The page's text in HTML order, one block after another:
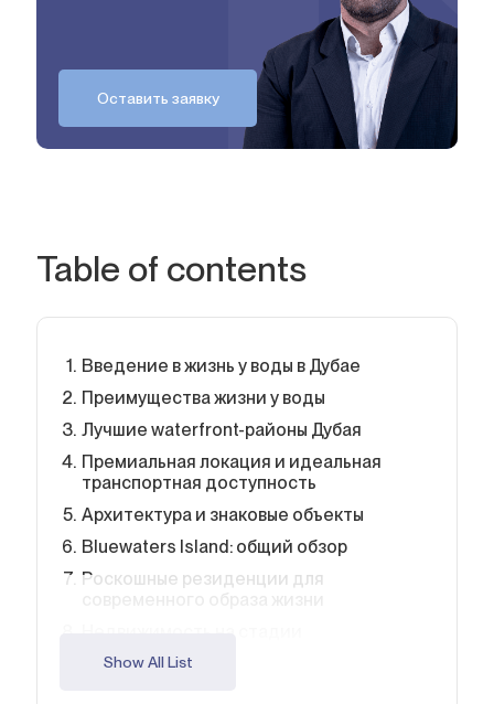
Оставить заявку
Table of contents
Введение в жизнь у воды в Дубае
Преимущества жизни у воды
Лучшие waterfront-районы Дубая
Премиальная локация и идеальная
транспортная доступность
Архитектура и знаковые объекты
Bluewaters Island: общий обзор
Роскошные резиденции для
строительства: инвестиции в будущее
Show All List